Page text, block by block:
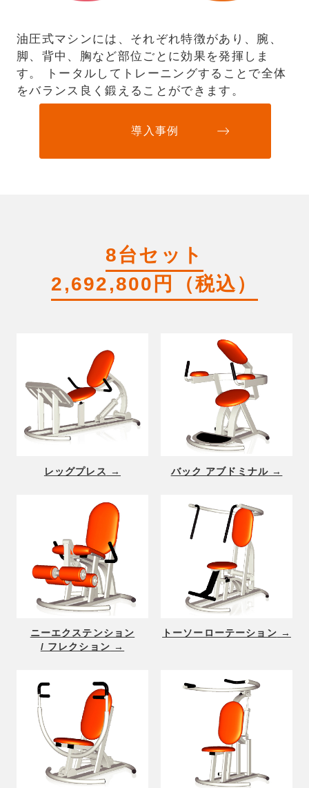
油圧式マシンには、それぞれ特徴があり、腕、
脚、背中、胸など部位ごとに効果を発揮しま
す。 トータルしてトレーニングすることで全体
をバランス良く鍛えることができます。
導入事例
8台セット
2,692,800円（税込）
レッグプレス バック アブドミナル
ニーエクステンション
/ フレクション
トーソーローテーション